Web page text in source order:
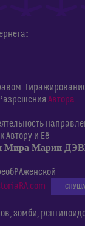
:
Автора.
Автору и Её
Мира Марии
зомби,